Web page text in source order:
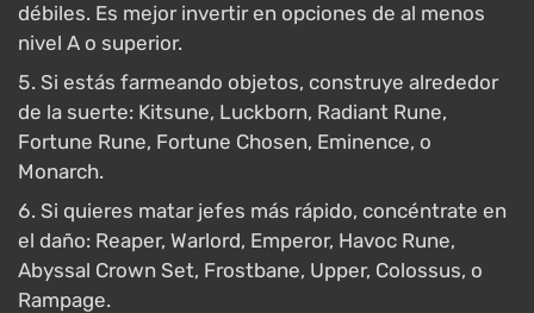
débiles. Es mejor invertir en opciones de al menos
nivel A o superior.
Si estás farmeando objetos, construye alrededor
de la suerte: Kitsune, Luckborn, Radiant Rune,
Fortune Rune, Fortune Chosen, Eminence, o
Monarch.
Si quieres matar jefes más rápido, concéntrate en
el daño: Reaper, Warlord, Emperor, Havoc Rune,
Abyssal Crown Set, Frostbane, Upper, Colossus, o
Rampage.